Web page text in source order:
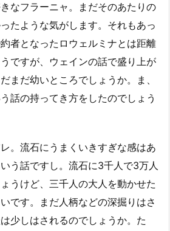
なフラーニャ。まだそのあたりの
たような気がします。それもあっ
者となったロウェルミナとは距離
ですが、ウェインの話で盛り上が
まだ幼いところでしょうか。ま、
話の持ってき方をしたのでしょう
。流石にうまくいきすぎな感はあ
う話ですし。流石に3千人で3万人
うけど、三千人の大人を動かせた
です。まだ人柄などの深掘りはさ
少しはされるのでしょうか。た